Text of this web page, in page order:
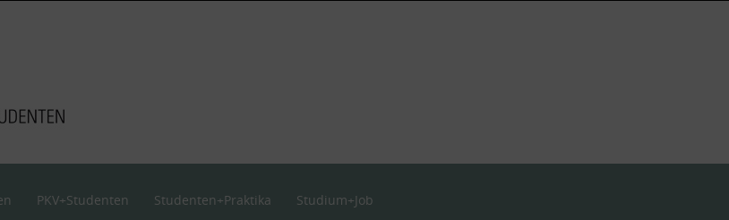
PKV+Studenten Studenten+Praktika Studium+Job